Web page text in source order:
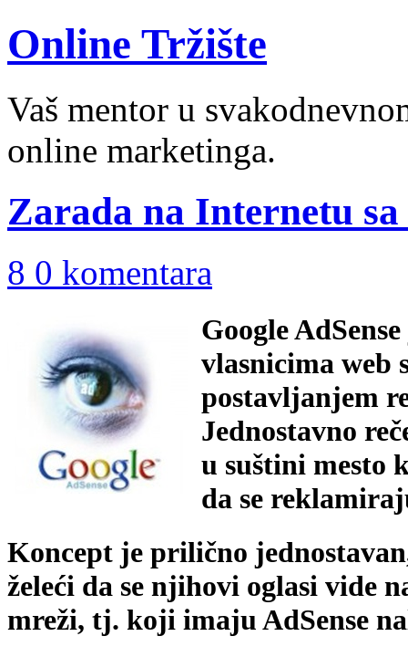
Online Tržište
Vaš mentor u
online marketinga.
Zarada na Internetu sa
8 0 komentara
Google
vlasnicima web
postavljanjem
Jednostavno
u suštini mesto
da se
Koncept je prilično
želeći da se njihovi oglasi vide
mreži, tj. koji imaju AdSense